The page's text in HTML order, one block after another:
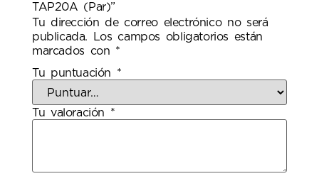
TAP20A (Par)”
Tu dirección de correo electrónico no será
publicada.
Los campos obligatorios están
marcados con *
Tu puntuación *
Tu valoración *